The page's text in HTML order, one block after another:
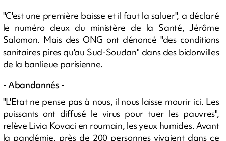
"C'est une première baisse et il faut la saluer", a déclaré
le numéro deux du ministère de la Santé, Jérôme
Salomon. Mais des ONG ont dénoncé "des conditions
sanitaires pires qu'au Sud-Soudan" dans des bidonvilles
de la banlieue parisienne.
- Abandonnés -
"L'Etat ne pense pas à nous, il nous laisse mourir ici. Les
puissants ont diffusé le virus pour tuer les pauvres",
relève Livia Kovaci en roumain, les yeux humides. Avant
la pandémie, près de 200 personnes vivaient dans ce